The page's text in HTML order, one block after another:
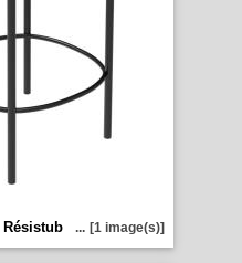
Résistub ... [1 image(s)]